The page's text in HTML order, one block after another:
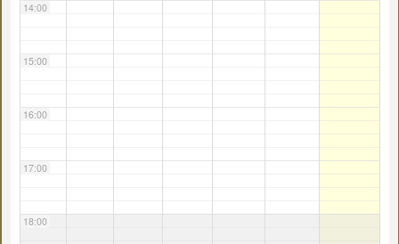
14:00
15:00
16:00
17:00
18:00